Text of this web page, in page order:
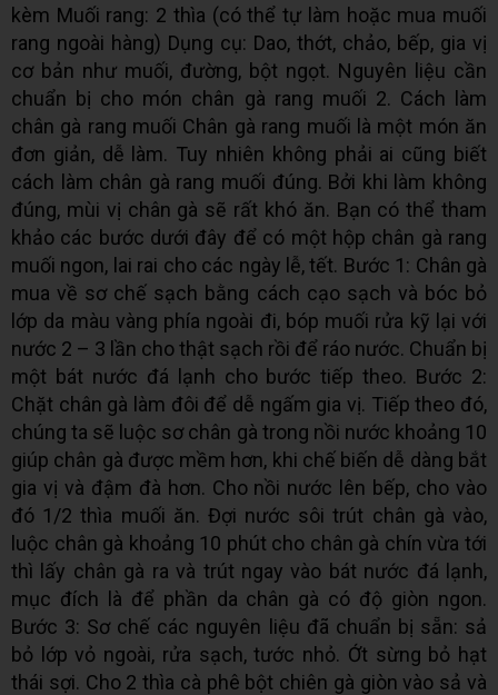
kèm Muối rang: 2 thìa (có thể tự làm hoặc mua muối
rang ngoài hàng) Dụng cụ: Dao, thớt, chảo, bếp, gia vị
cơ bản như muối, đường, bột ngọt. Nguyên liệu cần
chuẩn bị cho món chân gà rang muối 2. Cách làm
chân gà rang muối Chân gà rang muối là một món ăn
đơn giản, dễ làm. Tuy nhiên không phải ai cũng biết
cách làm chân gà rang muối đúng. Bởi khi làm không
đúng, mùi vị chân gà sẽ rất khó ăn. Bạn có thể tham
khảo các bước dưới đây để có một hộp chân gà rang
muối ngon, lai rai cho các ngày lễ, tết. Bước 1: Chân gà
mua về sơ chế sạch bằng cách cạo sạch và bóc bỏ
lớp da màu vàng phía ngoài đi, bóp muối rửa kỹ lại với
nước 2 – 3 lần cho thật sạch rồi để ráo nước. Chuẩn bị
một bát nước đá lạnh cho bước tiếp theo. Bước 2:
Chặt chân gà làm đôi để dễ ngấm gia vị. Tiếp theo đó,
chúng ta sẽ luộc sơ chân gà trong nồi nước khoảng 10
giúp chân gà được mềm hơn, khi chế biến dễ dàng bắt
gia vị và đậm đà hơn. Cho nồi nước lên bếp, cho vào
đó 1/2 thìa muối ăn. Đợi nước sôi trút chân gà vào,
luộc chân gà khoảng 10 phút cho chân gà chín vừa tới
thì lấy chân gà ra và trút ngay vào bát nước đá lạnh,
mục đích là để phần da chân gà có độ giòn ngon.
Bước 3: Sơ chế các nguyên liệu đã chuẩn bị sẵn: sả
bỏ lớp vỏ ngoài, rửa sạch, tước nhỏ. Ớt sừng bỏ hạt
thái sợi. Cho 2 thìa cà phê bột chiên gà giòn vào sả và